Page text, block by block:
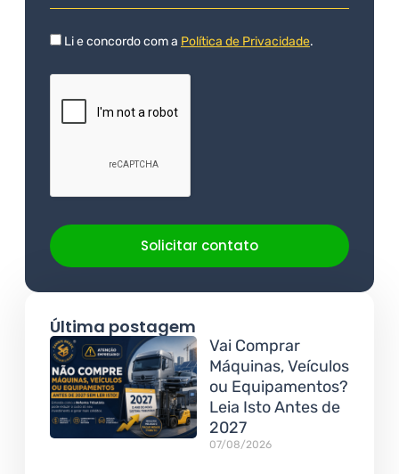
Li e concordo com a Política de Privacidade.
Solicitar contato
Última postagem
Vai Comprar
Máquinas, Veículos
ou Equipamentos?
Leia Isto Antes de
2027
07/08/2026